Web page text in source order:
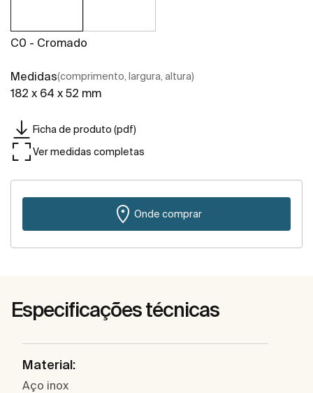
C0 - Cromado
Medidas(comprimento, largura, altura)
182 x 64 x 52 mm
Ficha de produto (pdf)
Ver medidas completas
Onde comprar
Especificações técnicas
Material:
Aço inox